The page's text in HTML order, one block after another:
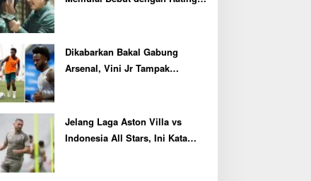
Dikabarkan Bakal Gabung
Arsenal, Vini Jr Tampak
Jelang Laga Aston Villa vs
Indonesia All Stars, Ini Kata